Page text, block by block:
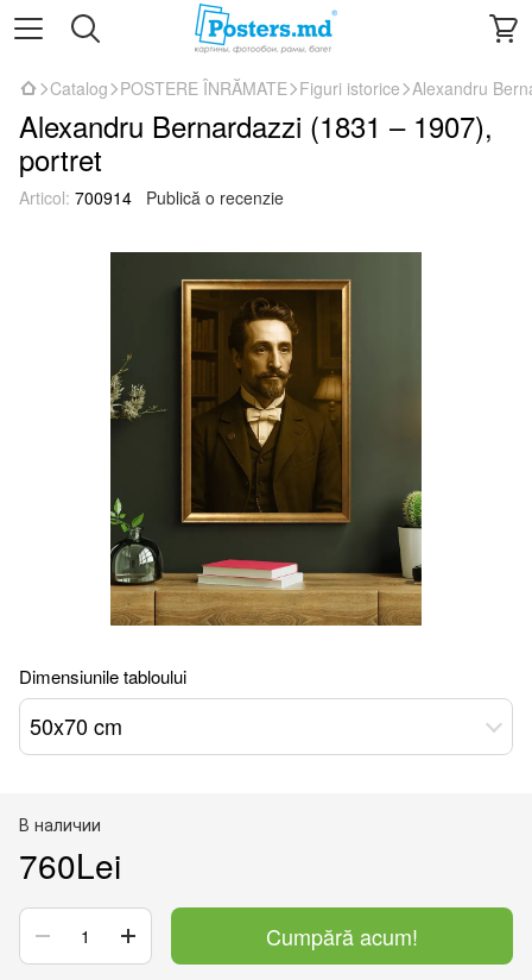
Catalog POSTERE ÎNRĂMATE Figuri istorice Alexandru
Alexandru Bernardazzi (1831 – 1907),
portret
Articol: 700914 Publică o recenzie
Dimensiunile tabloului
50x70 cm
В наличии
760Lei
Cumpără acum!